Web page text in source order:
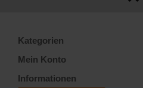
Kategorien
Mein Konto
Informationen